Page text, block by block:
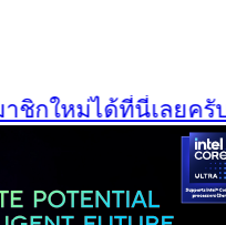
กใหม่ได้ที่นี่เลยครับ